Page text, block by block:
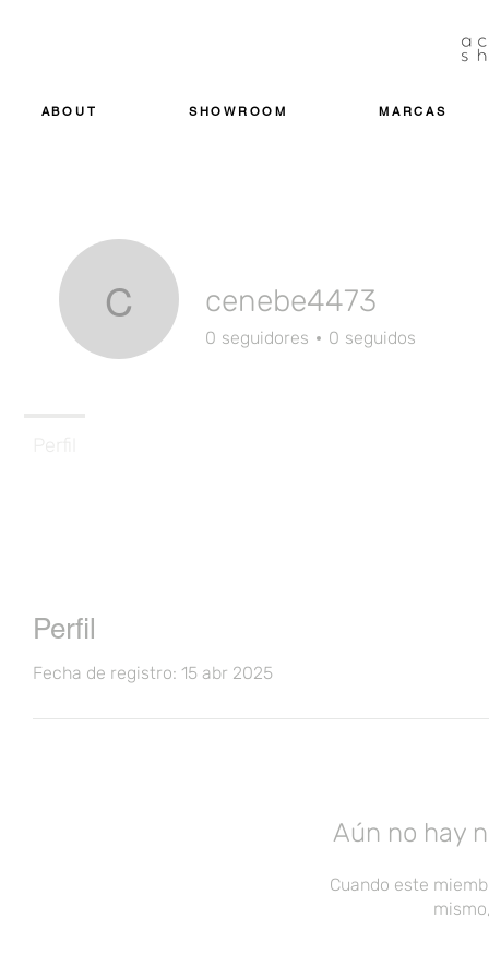
ABOUT SHOWROOM MARCAS
Perfil
Fecha de registro: 15 abr 2025
Aún no hay
Cuando este
cenebe4473
cenebe4473
0 seguidores 0 seguidos